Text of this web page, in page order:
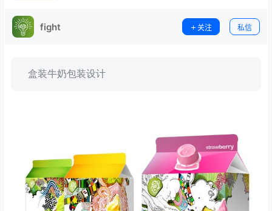
fight 关注 私信
盒装牛奶包装设计